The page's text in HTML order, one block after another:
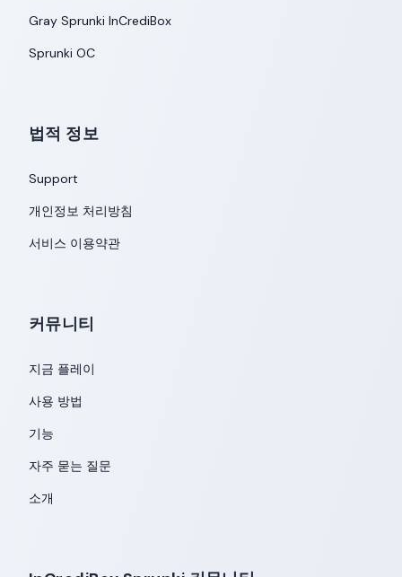
Gray Sprunki InCrediBox
Sprunki OC
법적 정보
Support
개인정보 처리방침
서비스 이용약관
커뮤니티
지금 플레이
사용 방법
기능
자주 묻는 질문
소개